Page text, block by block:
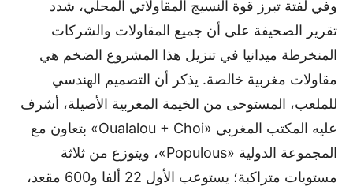
وفي لفتة تبرز قوة النسيج المقاولاتي المحلي، شدد
تقرير الصحيفة على أن جميع المقاولات والشركات
المنخرطة ميدانيا في تنزيل هذا المشروع الضخم هي
مقاولات مغربية خالصة. يذكر أن التصميم الهندسي
للملعب، المستوحى من الخيمة المغربية الأصيلة، أشرف
عليه المكتب المغربي «Oualalou + Choi» بتعاون مع
المجموعة الدولية «Populous»، ويتوزع من ثلاثة
مستويات متراكبة؛ يستوعب الأول 22 ألفا و600 مقعد،